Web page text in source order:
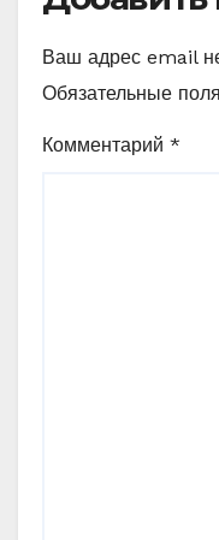
Ваш адрес email
Обязательные
Комментарий *